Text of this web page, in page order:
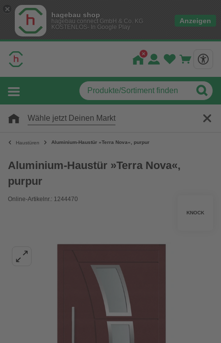
hagebau shop
hagebau connect GmbH & Co. KG
KOSTENLOS- In Google Play
Anzeigen
Wähle jetzt Deinen Markt
Haustüren Aluminium-Haustür »Terra Nova«, purpur
Aluminium-Haustür »Terra Nova«,
purpur
Online-Artikelnr.: 1244470
KNOCK